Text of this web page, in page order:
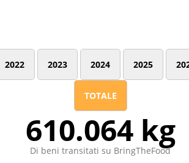
2022 2023 2024 2025
TOTALE
610.064 kg
Di beni transitati su BringTheFood